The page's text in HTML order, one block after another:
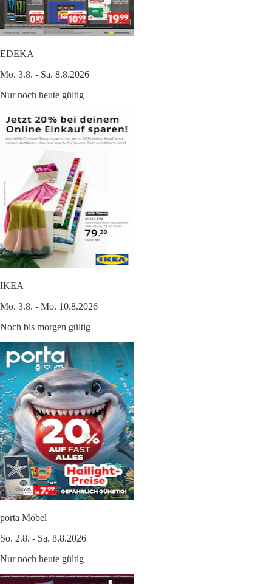
EDEKA
Mo. 3.8. - Sa. 8.8.2026
Nur noch heute gültig
IKEA
Mo. 3.8. - Mo. 10.8.2026
Noch bis morgen gültig
porta Möbel
So. 2.8. - Sa. 8.8.2026
Nur noch heute gültig